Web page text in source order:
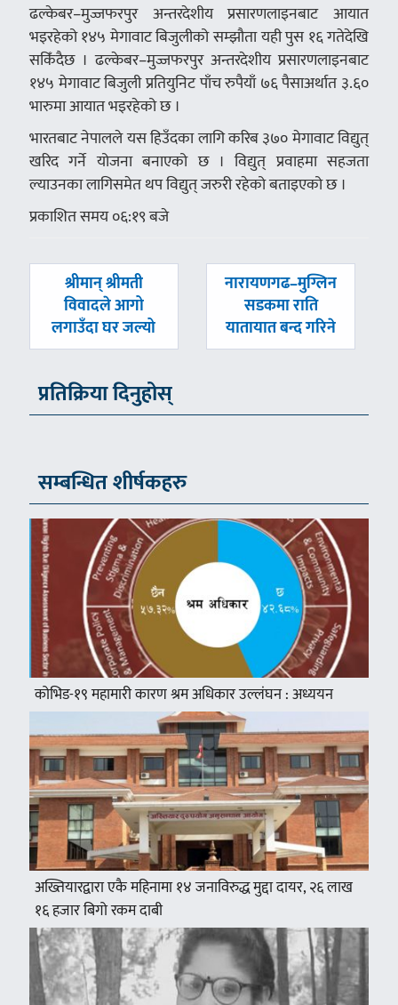
ढल्केबर–मुज्जफरपुर अन्तरदेशीय प्रसारणलाइनबाट आयात
भइरहेको १४५ मेगावाट बिजुलीको सम्झौता यही पुस १६ गतेदेखि
सकिँदैछ । ढल्केबर–मुज्जफरपुर अन्तरदेशीय प्रसारणलाइनबाट
१४५ मेगावाट बिजुली प्रतियुनिट पाँच रुपैयाँ ७६ पैसाअर्थात ३.६०
भारुमा आयात भइरहेको छ ।
भारतबाट नेपालले यस हिउँदका लागि करिब ३७० मेगावाट विद्युत्
खरिद गर्ने योजना बनाएको छ । विद्युत् प्रवाहमा सहजता
ल्याउनका लागिसमेत थप विद्युत् जरुरी रहेको बताइएको छ ।
प्रकाशित समय ०६:१९ बजे
पछिल्लाे
-
श्रीमान् श्रीमती
विवादले आगो
लगाउँदा घर जल्यो
अघिल्लाे
नारायणगढ–मुग्लिन
सडकमा राति
यातायात बन्द गरिने
प्रतिक्रिया दिनुहोस्
सम्बन्धित शीर्षकहरु
कोभिड-१९ महामारी कारण श्रम अधिकार उल्लंघन : अध्ययन
अख्तियारद्वारा एकै महिनामा १४ जनाविरुद्ध मुद्दा दायर, २६ लाख
१६ हजार बिगो रकम दाबी